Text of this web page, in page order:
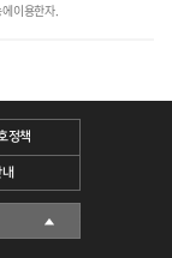
이용한 자.
정책